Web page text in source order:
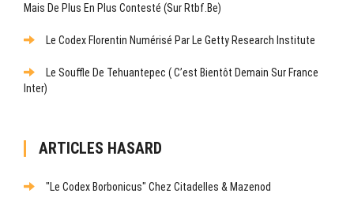
Mais De Plus En Plus Contesté (sur Rtbf.be)
Le Codex Florentin Numérisé Par Le Getty Research Institute
Le Souffle De Tehuantepec ( C’est Bientôt Demain Sur France
Inter)
ARTICLES HASARD
"Le Codex Borbonicus" Chez Citadelles & Mazenod